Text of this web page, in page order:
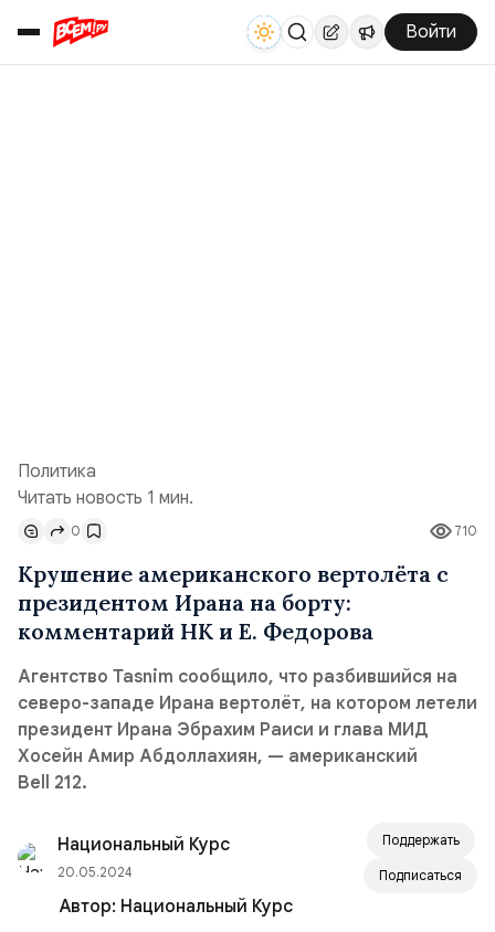
Войти
Политика
Читать новость 1 мин.
710
0
Крушение американского вертолёта с
президентом Ирана на борту:
комментарий НК и Е. Федорова
Агентство Tasnim сообщило, что разбившийся на
северо-западе Ирана вертолёт, на котором летели
президент Ирана Эбрахим Раиси и глава МИД
Хосейн Амир Абдоллахиян, — американский
Bell 212.
Национальный Курс
20.05.2024
Поддержать
Подписаться
Автор: Национальный Курс